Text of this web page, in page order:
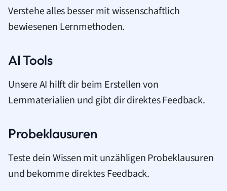
Verstehe alles besser mit wissenschaftlich
bewiesenen Lernmethoden.
AI Tools
Unsere AI hilft dir beim Erstellen von
Lernmaterialien und gibt dir direktes Feedback.
Probeklausuren
Teste dein Wissen mit unzähligen Probeklausuren
und bekomme direktes Feedback.